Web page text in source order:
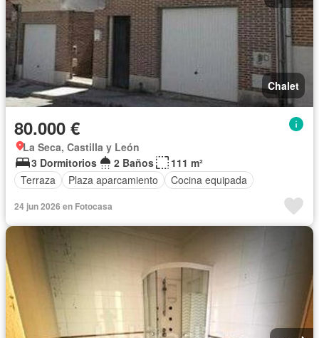
Chalet
80.000 €
La Seca, Castilla y León
3 Dormitorios
2 Baños
111 m²
Terraza
Plaza aparcamiento Cocina equipada
24 jun 2026 en Fotocasa